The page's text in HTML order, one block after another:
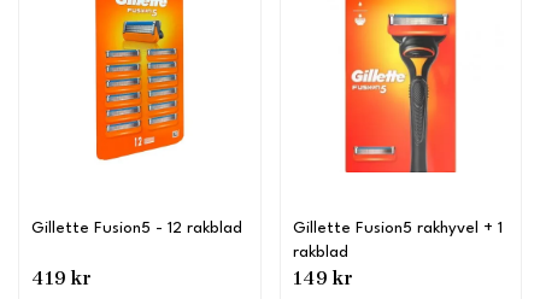
Gillette Fusion5 - 12 rakblad
419 kr
Gillette Fusion5 rakhyvel + 1
rakblad
149 kr